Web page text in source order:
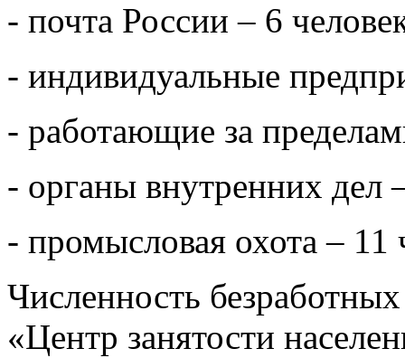
- почта России – 6
- индивидуальные
- работающие за
- органы внутренних дел
- промысловая охота – 11
Численность
«Центр занятости